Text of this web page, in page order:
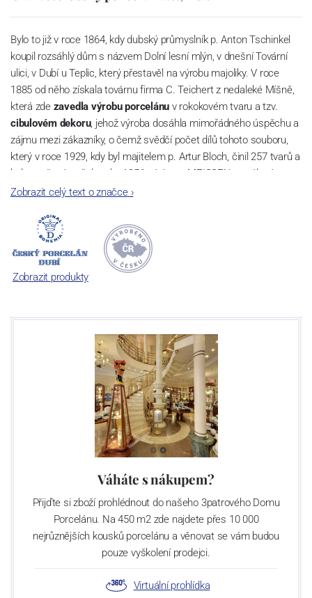
Bylo to již v roce 1864, kdy dubský průmyslník p. Anton Tschinkel
koupil rozsáhlý dům s názvem Dolní lesní mlýn, v dnešní Tovární
ulici, v Dubí u Teplic, který přestavěl na výrobu majoliky. V roce
1885 od něho získala továrnu firma C. Teichert z nedaleké Míšně,
která zdezavedla výrobu porcelánu v rokokovém tvaru a tzv.
cibulovém dekoru, jehož výroba dosáhla mimořádného úspěchu a
zájmu mezi zákazníky, o čemž svědčí počet dílů tohoto souboru,
který v roce 1929, kdy byl majitelem p. Artur Bloch, činil 257 tvarů a
byl označován až do roku 1956 nápisem MEISSEN v oválovém
rámečku.
Dnes, kdy čtete tento úvod, nese firma název
počet jeho dílů v cibulovém provedení je 850 tvarů. Tyto výrobky
jsou garantovány Asociací sklářského a keramického průmyslu
České republiky jako „
Český výrobek
Zobrazit celý text o značce›
Zobrazit produkty
Váháte s nákupem?
Přijďte si zboží prohlédnout do našeho 3patrového Domu
Porcelánu. Na 450 m2 zde najdete přes 10 000
nejrůznějších kousků porcelánu a věnovat se vám budou
pouze vyškolení prodejci.
Virtuální prohlídka